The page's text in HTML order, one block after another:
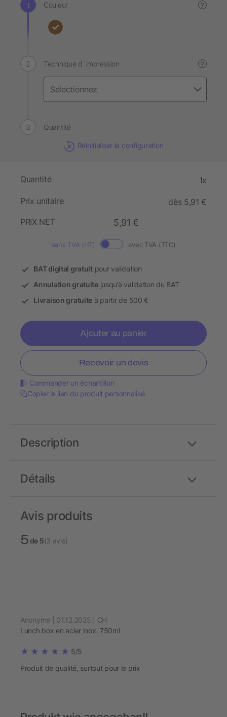
Couleur ?
Technique d´impression ?
Quantité
Réinitialiser la configuration
Quantité 1x
Prix unitaire
dès 5,91 €
PRIX NET
5,91 €
sans TVA (HT) avec TVA (TTC)
BAT digital gratuitpour validation
Annulation gratuitejusqu’à validation du BAT
Livraison gratuite à partir de 500 €
Ajouter au panier
Recevoir un devis
Commander un échantillon
Copier le lien du produit personnalisé
Détails
Description
Avis produits
5de 5(3 avis)
Anonyme | 01.12.2025 | CH
Lunch box en acier inox. 750ml
5/5
Produit de qualité, surtout pour le prix